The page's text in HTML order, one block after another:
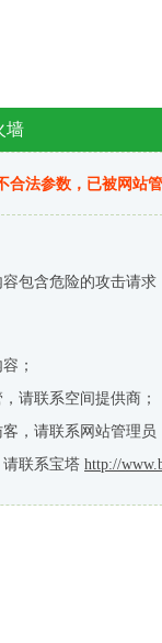
墙
合法参数，已被网站
包含危险的攻击请求
；
请联系空间提供商；
，请联系网站管理员
联系宝塔 http://